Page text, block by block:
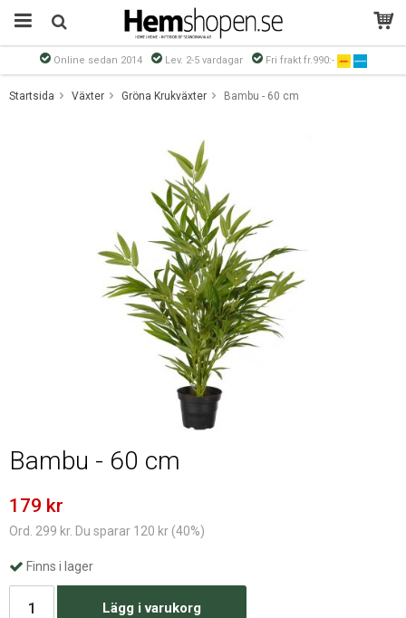
Online sedan 2014 Lev. 2-5 vardagar Fri frakt fr.990:-
Startsida Växter Gröna Krukväxter Bambu - 60 cm
Bambu - 60 cm
179 kr
Ord. 299 kr. Du sparar 120 kr (40%)
Finns i lager
Lägg i varukorg